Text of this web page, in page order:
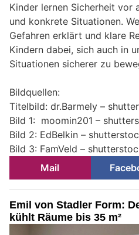
Kinder lernen Sicherheit vor
und konkrete Situationen.
Gefahren erklärt und klare
Kindern dabei, sich auch in
Situationen sicherer zu
Bildquellen:
Titelbild: dr.Barmely –
Bild 1: moomin201 –
Bild 2: EdBelkin –
Bild 3: FamVeld –
Mail
Emil von Stadler Form:
kühlt Räume bis 35 m²